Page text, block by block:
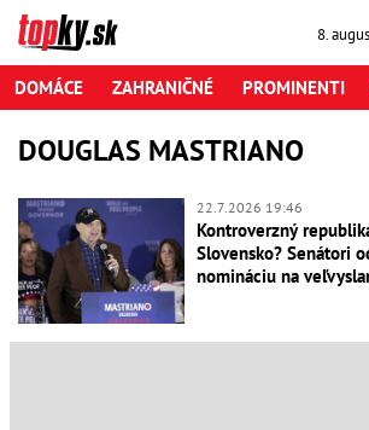
8.
DOMÁCE ZAHRANIČNÉ PROMINENTI
DOUGLAS MASTRIANO
22.7.2026 19:46
Kontroverzný
Slovensko? Senátori
nomináciu na